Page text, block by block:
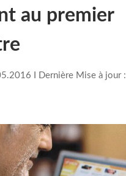
au premier
I Dernière Mise à jour :